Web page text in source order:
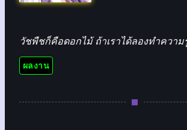
วัชพืชก็คือดอกไม้ ถ้าเราได้ลองทำควา
ผลงาน